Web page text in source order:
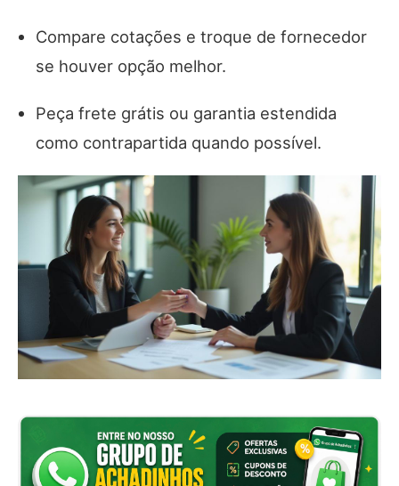
Compare cotações e troque de fornecedor
se houver opção melhor.
Peça frete grátis ou garantia estendida
como contrapartida quando possível.